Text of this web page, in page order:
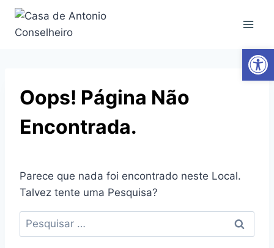
Oops! Página Não
Encontrada.
Parece que nada foi encontrado neste Local.
Talvez tente uma Pesquisa?